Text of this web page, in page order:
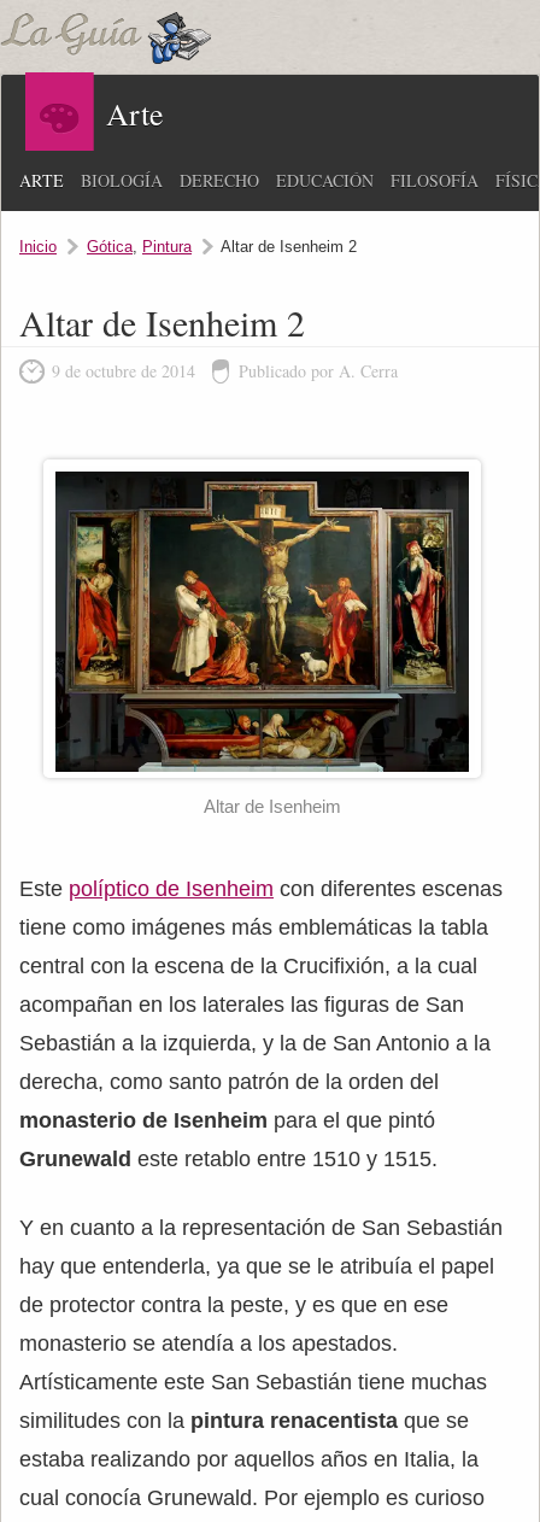
Arte
ARTE BIOLOGÍA DERECHO EDUCACIÓN FILOSOFÍA
Inicio Gótica, Pintura Altar de Isenheim 2
Altar de Isenheim 2
9 de octubre de 2014 Publicado por A. Cerra
Altar de Isenheim
Este políptico de Isenheim con diferentes escenas
tiene como imágenes más emblemáticas la tabla
central con la escena de la Crucifixión, a la cual
acompañan en los laterales las figuras de San
Sebastián a la izquierda, y la de San Antonio a la
derecha, como santo patrón de la orden del
monasterio de Isenheim para el que pintó
Grunewald este retablo entre 1510 y 1515.
Y en cuanto a la representación de San Sebastián
hay que entenderla, ya que se le atribuía el papel
de protector contra la peste, y es que en ese
monasterio se atendía a los apestados.
Artísticamente este San Sebastián tiene muchas
similitudes con la pintura renacentista que se
estaba realizando por aquellos años en Italia, la
cual conocía Grunewald. Por ejemplo es curioso